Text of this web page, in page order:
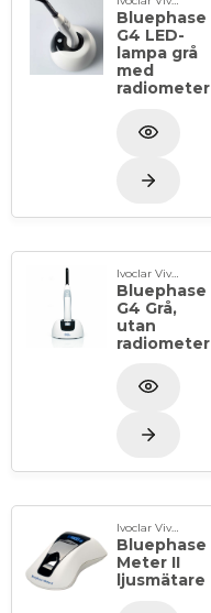
Bluephase
G4 LED-
lampa grå
med
radiometer
Ivoclar Vivadent
Bluephase
G4 Grå,
utan
radiometer
Ivoclar Vivadent
Bluephase
Meter II
ljusmätare